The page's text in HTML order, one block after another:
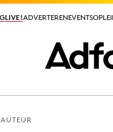
ADVERTERENEVENTS
ADVERTERENEVENTS